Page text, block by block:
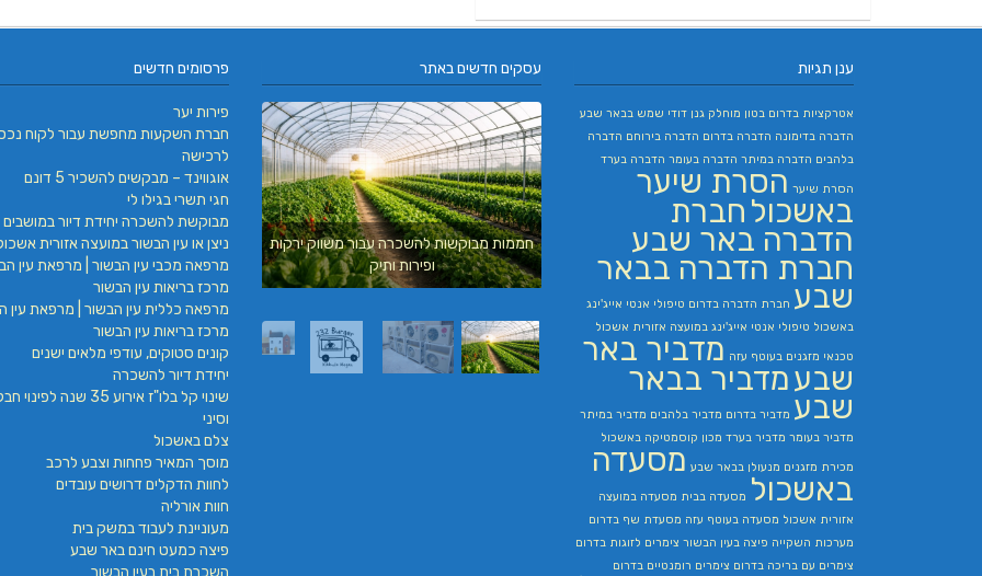
פרסומים חדשים
פירות יער
חברת השקעות מחפשת עבור לקוח
לרכישה
אוגווינד – מבקשים להשכיר 5 דונם
חגי תשרי בגילו לי
מבוקשת להשכרה יחידת דיור
ניצן או עין הבשור במועצה אזורית
מרפאה מכבי עין הבשור | מרפאת עין
מרכז בריאות עין הבשור
מרפאה כללית עין הבשור | מרפאת עין
מרכז בריאות עין הבשור
קונים סטוקים, עודפי מלאים ישנים
יחידת דיור להשכרה
שינוי קל בלו"ז אירוע 35 שנה
וסיני
צלם באשכול
מוסך המאיר פחחות וצבע לרכב
לחוות הדקלים דרושים עובדים
חוות אורליה
מעוניינת לעבוד במשק בית
פיצה כמעט חינם באר שבע
השכרת בית בעין הבשור
עסקים חדשים באתר
חממות מבוקשות להשכרה עבור משווק ירקות
ופירות ותיק
עילאי מיזוג אוויר | טכנאי מזגנים | מתקין
| תיקון מזגנים
ענן תגיות
אטרקציות בדרום בטון מוחלק גנן דודי שמש בבאר שבע
הדברה בדימונה הדברה בדרום הדברה בירוחם הדברה
בלהבים הדברה במיתר הדברה בעומר הדברה בערד
הסרת שיער הסרת שיער
באשכול חברת
הדברה באר שבע
חברת הדברה בבאר
שבע חברת הדברה בדרום טיפולי אנטי אייג'ינג
באשכול טיפולי אנטי אייג'ינג במועצה אזורית אשכול
טכנאי מזגנים בעוטף עזה מדביר באר
שבעמדביר בבאר
שבע מדביר בדרום מדביר בלהבים מדביר במיתר
מדביר בעומר מדביר בערד מכון קוסמטיקה באשכול
מכירת מזגנים מנעולן בבאר שבע מסעדה
באשכול מסעדה בבית מסעדה במועצה
אזורית אשכול מסעדה בעוטף עזה מסעדת שף בדרום
מערכות השקייה פיצה בעין הבשור צימרים לזוגות בדרום
צימרים עם בריכה בדרום צימרים רומנטיים בדרום